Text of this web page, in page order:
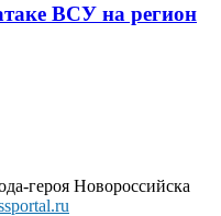
ВСУ на регион
героя Новороссийска